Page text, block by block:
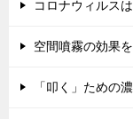
コロナウィルス
空間噴霧の効果
「叩く」ための